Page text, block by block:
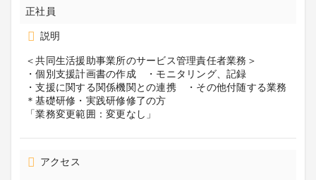
正社員
説明
＜共同生活援助事業所のサービス管理責任者業務＞
・個別支援計画書の作成 ・モニタリング、記録
・支援に関する関係機関との連携 ・その他付随する業務
＊基礎研修・実践研修修了の方
「業務変更範囲：変更なし」
アクセス